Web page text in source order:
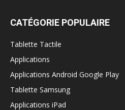
CATÉGORIE POPULAIRE
Tablette Tactile
Applications
Applications Android Google Play
Tablette Samsung
Applications iPad